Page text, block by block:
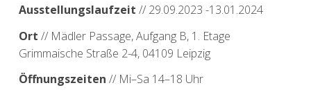
Ausstellungslaufzeit // 29.09.2023 -13.01.2024
Ort // Mädler Passage, Aufgang B, 1. Etage
Grimmaische Straße 2-4, 04109 Leipzig
Öffnungszeiten // Mi–Sa 14–18 Uhr